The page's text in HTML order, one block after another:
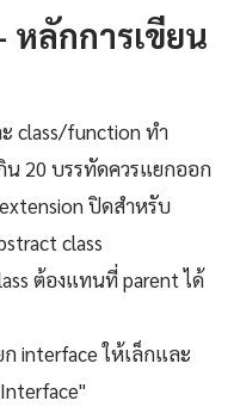
หลักการเขียน
class/function ทำ
น 20 บรรทัดควรแยกออก
ปิดสำหรับ
class
ต้องแทนที่ parent ได้
interface ให้เล็กและ
Interface"